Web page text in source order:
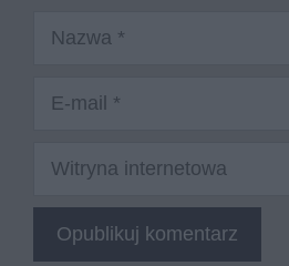
Nazwa
Witryna